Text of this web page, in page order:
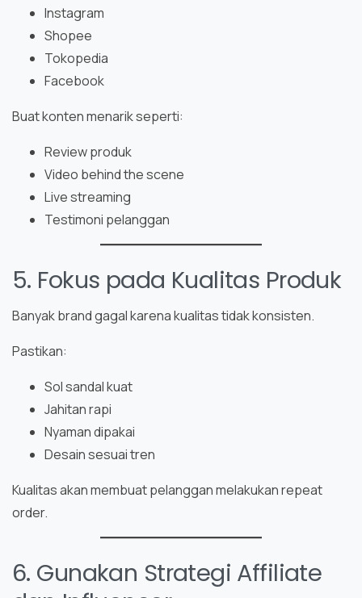
Instagram
Shopee
Tokopedia
Facebook
Buat konten menarik seperti:
Review produk
Video behind the scene
Live streaming
Testimoni pelanggan
5. Fokus pada Kualitas Produk
Banyak brand gagal karena kualitas tidak konsisten.
Pastikan:
Sol sandal kuat
Jahitan rapi
Nyaman dipakai
Desain sesuai tren
Kualitas akan membuat pelanggan melakukan repeat
order.
6. Gunakan Strategi Affiliate